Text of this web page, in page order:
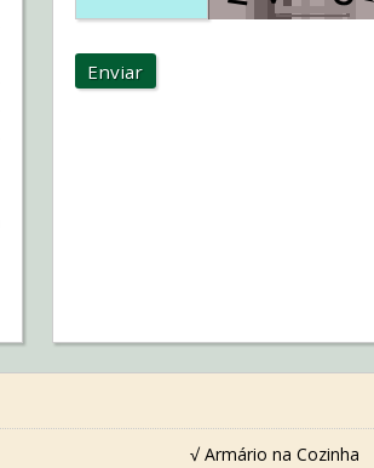
Enviar
√ Armário na Cozinha